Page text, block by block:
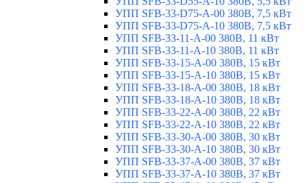
УПП SFB-33-D75-A-00 380В, 7,5 кВт
УПП SFB-33-D75-A-10 380В, 7,5 кВт
УПП SFB-33-11-A-00 380В, 11 кВт
УПП SFB-33-11-A-10 380В, 11 кВт
УПП SFB-33-15-A-00 380В, 15 кВт
УПП SFB-33-15-A-10 380В, 15 кВт
УПП SFB-33-18-A-00 380В, 18 кВт
УПП SFB-33-18-A-10 380В, 18 кВт
УПП SFB-33-22-A-00 380В, 22 кВт
УПП SFB-33-22-A-10 380В, 22 кВт
УПП SFB-33-30-A-00 380В, 30 кВт
УПП SFB-33-30-A-10 380В, 30 кВт
УПП SFB-33-37-A-00 380В, 37 кВт
УПП SFB-33-37-A-10 380В, 37 кВт